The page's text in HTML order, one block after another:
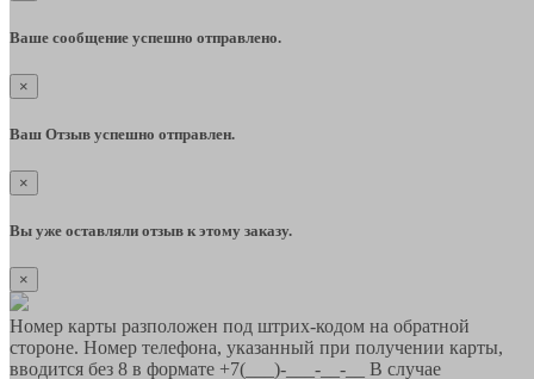
Ваше сообщение успешно отправлено.
×
Ваш Отзыв успешно отправлен.
×
Вы уже оставляли отзыв к этому заказу.
×
Номер карты разположен под штрих-кодом на обратной
стороне. Номер телефона, указанный при получении карты,
вводится без 8 в формате +7(___)-___-__-__ В случае